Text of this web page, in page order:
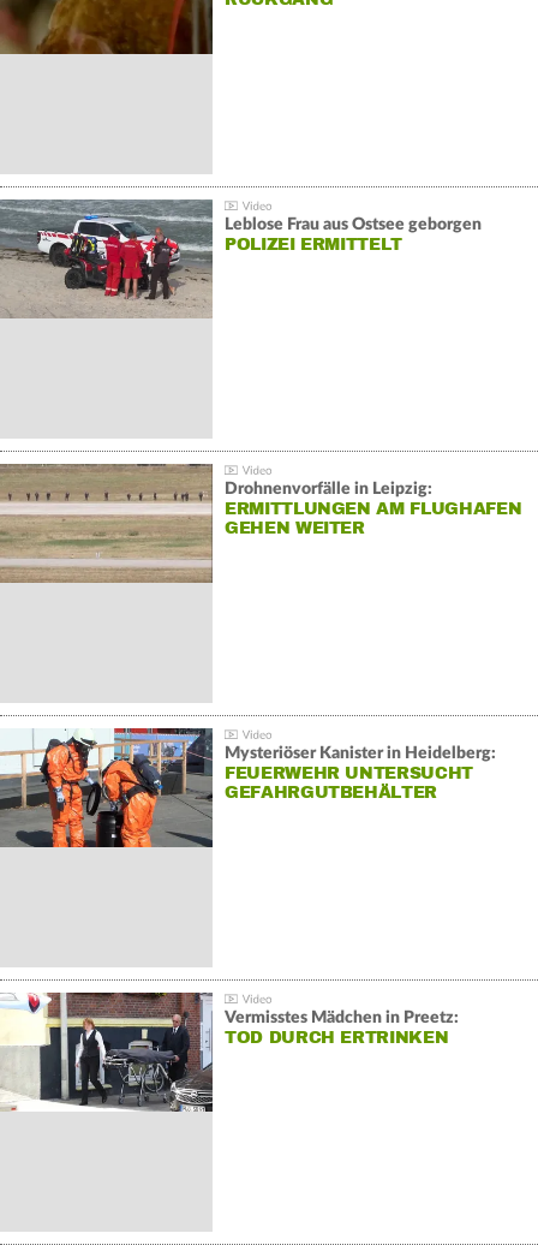
Leblose Frau aus Ostsee geborgen
POLIZEI ERMITTELT
Drohnenvorfälle in Leipzig:
ERMITTLUNGEN AM FLUGHAFEN
GEHEN WEITER
Mysteriöser Kanister in Heidelberg:
FEUERWEHR UNTERSUCHT
GEFAHRGUTBEHÄLTER
Vermisstes Mädchen in Preetz:
TOD DURCH ERTRINKEN